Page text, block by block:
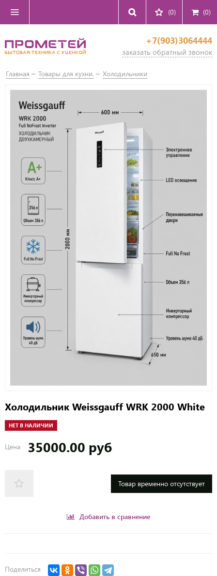
(0) (0)
+7(903)3064444
заказать обратный звонок
Главная Товары для кухни. Холодильники
Холодильник Weissgauff WRK 2000 White
НЕТ В НАЛИЧИИ
Цена 35000.00 руб
Товар временно отсутствует
Добавить в сравнение
Поделиться